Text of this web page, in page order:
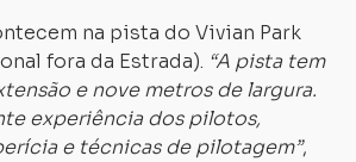
na pista do Vivian Park
fora da Estrada). “A pista tem
e nove metros de largura.
experiência dos pilotos,
e técnicas de pilotagem”,